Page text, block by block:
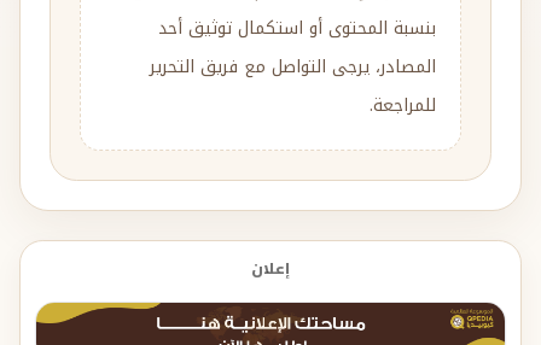
بنسبة المحتوى أو استكمال توثيق أحد
المصادر، يرجى التواصل مع فريق التحرير
للمراجعة.
إعلان